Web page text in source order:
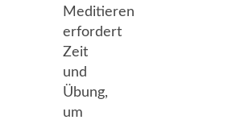
Meditieren
erfordert
Zeit
und
Übung,
um